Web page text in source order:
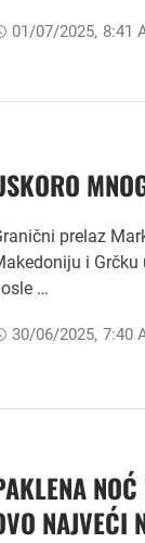
01/07/2025, 8:41
prelaz
i Grčku
…
30/06/2025, 7:40
NAJVEĆI